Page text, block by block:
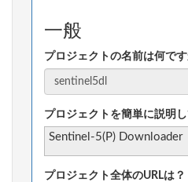
一般
プロジェクトの名前は何です
プロジェクトを簡単に説明し
Sentinel-5(P) Downloader
プロジェクト全体のURLは？